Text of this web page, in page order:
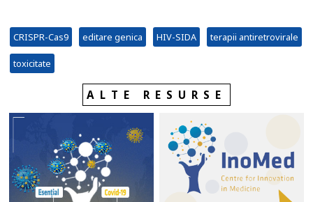
CRISPR-Cas9 editare genica HIV-SIDA terapii antiretrovirale
toxicitate
ALTE RESURSE